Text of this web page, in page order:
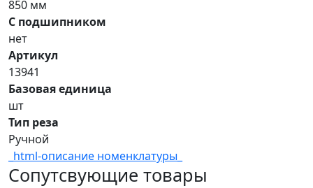
850 мм
С подшипником
нет
Артикул
13941
Базовая единица
шт
Тип реза
Ручной
_html-описание номенклатуры_
Сопутсвующие товары